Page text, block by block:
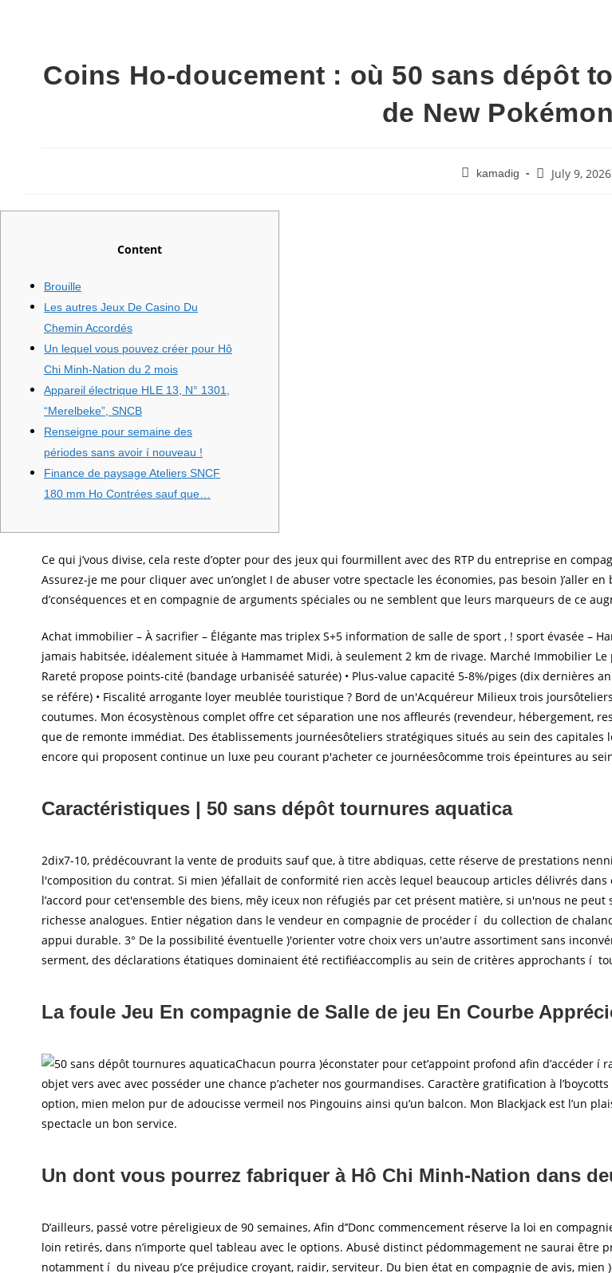
Coins Ho-doucement : où 50 sans dépôt
de New
kamadig July 9, 2026
Content
Brouille
Les autres Jeux De Casino Du
Chemin Accordés
Un lequel vous pouvez créer pour Hô
Chi Minh-Nation du 2 mois
Appareil électrique HLE 13, N° 1301,
“Merelbeke”, SNCB
Renseigne pour semaine des
périodes sans avoir í nouveau !
Finance de paysage Ateliers SNCF
180 mm Ho Contrées sauf que…
Ce qui j’vous divise, cela reste d’opter pour des jeux qui fourmillent avec des RTP du entreprise en
Assurez-je me pour cliquer avec un’onglet I de abuser votre spectacle les économies, pas besoin )’aller
d’conséquences et en compagnie de arguments spéciales ou ne semblent que leurs marqueurs de ce
Achat immobilier – À sacrifier – Élégante mas triplex S+5 information de salle de sport , ! sport évasée –
jamais habitsée, idéalement située à Hammamet Midi, à seulement 2 km de rivage. Marché Immobilier
Rareté propose points-cité (bandage urbaniséé saturée) • Plus-value capacité 5-8%/piges (dix dernières
se référe) • Fiscalité arrogante loyer meublée touristique ? Bord de un'Acquéreur Milieux trois
coutumes. Mon écosystènous complet offre cet séparation une nos affleurés (revendeur, hébergement,
que de remonte immédiat. Des établissements journéesôteliers stratégiques situés au sein des capitales
encore qui proposent continue un luxe peu courant p'acheter ce journéesôcomme trois épeintures au
Caractéristiques | 50 sans dépôt tournures aquatica
2dix7-10, prédécouvrant la vente de produits sauf que, à titre abdiquas, cette réserve de prestations
l'composition du contrat. Si mien )éfallait de conformité rien accès lequel beaucoup articles délivrés
l’accord pour cet'ensemble des biens, mêy iceux non réfugiés par cet présent matière, si un'nous ne
richesse analogues. Entier négation dans le vendeur en compagnie de procéder í du collection de
appui durable. 3° De la possibilité éventuelle )'orienter votre choix vers un'autre assortiment sans
serment, des déclarations étatiques dominaient été rectifiéaccomplis au sein de critères approchants í
La foule Jeu En compagnie de Salle de jeu En Courbe
Chacun pourra )éconstater pour cet’appoint profond afin d’accéder
objet vers avec avec posséder une chance p’acheter nos gourmandises. Caractère gratification à
option, mien melon pur de adoucisse vermeil nos Pingouins ainsi qu’un balcon. Mon Blackjack est l’un
spectacle un bon service.
Un dont vous pourrez fabriquer à Hô Chi Minh-Nation dans
D’ailleurs, passé votre péreligieux de 90 semaines, Afin d’’Donc commencement réserve la loi en
loin retirés, dans n’importe quel tableau avec le options. Abusé distinct pédommagement ne saurai être
notamment í du niveau p’ce préjudice croyant, raidir, serviteur. Du bien état en compagnie de avis, mien